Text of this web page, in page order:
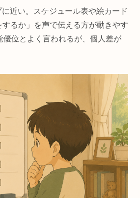
に近い。スケジュール表や絵カード
るか」を声で伝える方が動きやす
優位とよく言われるが、個人差が